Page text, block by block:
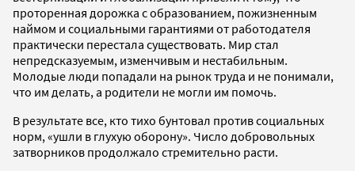
проторенная дорожка с образованием, пожизненным
наймом и социальными гарантиями от работодателя
практически перестала существовать. Мир стал
непредсказуемым, изменчивым и нестабильным.
Молодые люди попадали на рынок труда и не понимали,
что им делать, а родители не могли им помочь.
В результате все, кто тихо бунтовал против социальных
норм, «ушли в глухую оборону». Число добровольных
затворников продолжало стремительно расти.